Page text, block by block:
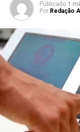
Publicado 1
Por Redação